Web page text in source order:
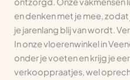
en denken met je mee,
je jarenlang blij van wordt.
In onze vloerenwinkel in
onder je voeten en krijg je
verkooppraatjes, wel